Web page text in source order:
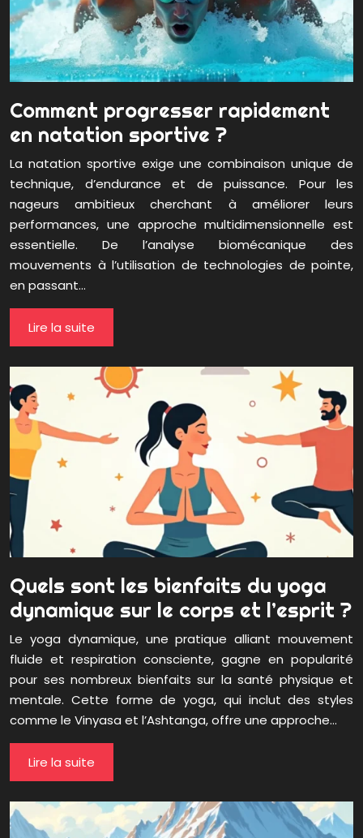
Comment progresser rapidement
en natation sportive ?
La natation sportive exige une combinaison unique de
technique, d’endurance et de puissance. Pour les
nageurs ambitieux cherchant à améliorer leurs
performances, une approche multidimensionnelle est
essentielle. De l’analyse biomécanique des
mouvements à l’utilisation de technologies de pointe,
en passant…
Lire la suite
Quels sont les bienfaits du yoga
dynamique sur le corps et l’esprit ?
Le yoga dynamique, une pratique alliant mouvement
fluide et respiration consciente, gagne en popularité
pour ses nombreux bienfaits sur la santé physique et
mentale. Cette forme de yoga, qui inclut des styles
comme le Vinyasa et l’Ashtanga, offre une approche…
Lire la suite